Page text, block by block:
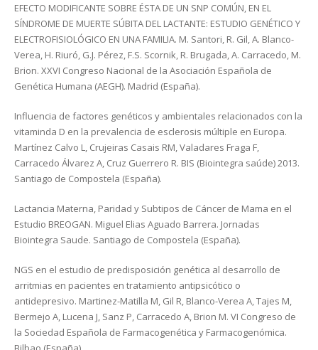
EFECTO MODIFICANTE SOBRE ÉSTA DE UN SNP COMÚN, EN EL
SÍNDROME DE MUERTE SÚBITA DEL LACTANTE: ESTUDIO GENÉTICO Y
ELECTROFISIOLÓGICO EN UNA FAMILIA. M. Santori, R. Gil, A. Blanco-
Verea, H. Riuró, G.J. Pérez, F.S. Scornik, R. Brugada, A. Carracedo, M.
Brion. XXVI Congreso Nacional de la Asociación Española de
Genética Humana (AEGH). Madrid (España).
Influencia de factores genéticos y ambientales relacionados con la
vitaminda D en la prevalencia de esclerosis múltiple en Europa.
Martínez Calvo L, Crujeiras Casais RM, Valadares Fraga F,
Carracedo Álvarez A, Cruz Guerrero R. BIS (Biointegra saúde) 2013.
Santiago de Compostela (España).
Lactancia Materna, Paridad y Subtipos de Cáncer de Mama en el
Estudio BREOGAN. Miguel Elias Aguado Barrera. Jornadas
Biointegra Saude. Santiago de Compostela (España).
NGS en el estudio de predisposición genética al desarrollo de
arritmias en pacientes en tratamiento antipsicótico o
antidepresivo. Martinez-Matilla M, Gil R, Blanco-Verea A, Tajes M,
Bermejo A, Lucena J, Sanz P, Carracedo A, Brion M. VI Congreso de
la Sociedad Española de Farmacogenética y Farmacogenómica.